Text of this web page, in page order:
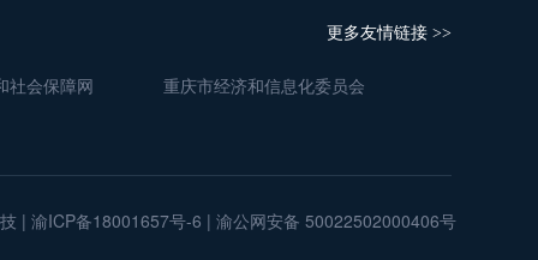
更多友情链接 >>
社会保障网 重庆市经济和信息化委员会
| 渝ICP备18001657号-6 | 渝公网安备 50022502000406号